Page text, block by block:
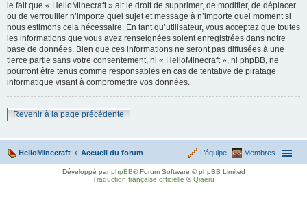
le fait que « HelloMinecraft » ait le droit de supprimer, de modifier, de déplacer
ou de verrouiller n’importe quel sujet et message à n’importe quel moment si
nous estimons cela nécessaire. En tant qu’utilisateur, vous acceptez que toutes
les informations que vous avez renseignées soient enregistrées dans notre
base de données. Bien que ces informations ne seront pas diffusées à une
tierce partie sans votre consentement, ni « HelloMinecraft », ni phpBB, ne
pourront être tenus comme responsables en cas de tentative de piratage
informatique visant à compromettre vos données.
Revenir à la page précédente
HelloMinecraft Accueil du forum Membres
L’équipe
Développé parphpBB® Forum Software © phpBB Limited
Traduction française officielle ©Qiaeru